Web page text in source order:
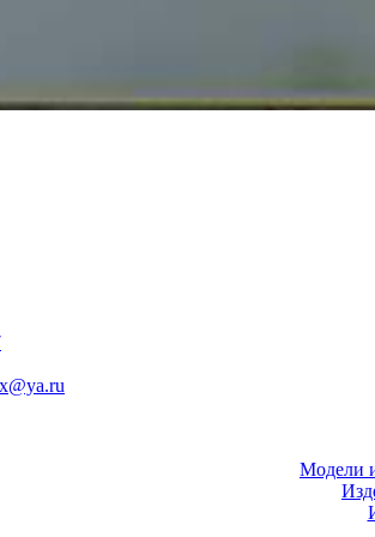
Модели